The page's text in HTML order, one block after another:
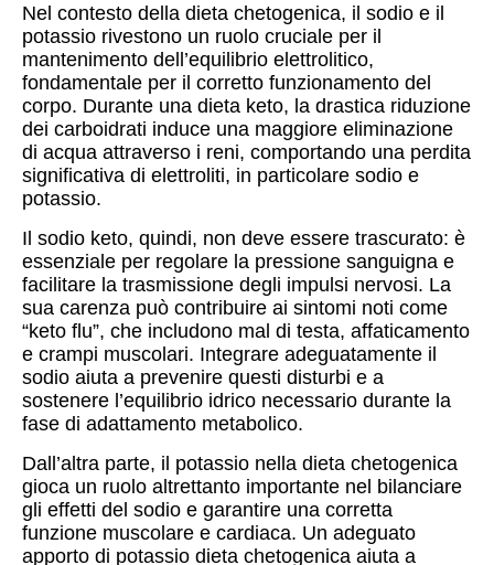
Nel contesto della dieta chetogenica, il sodio e il
potassio rivestono un ruolo cruciale per il
mantenimento dell’equilibrio elettrolitico,
fondamentale per il corretto funzionamento del
corpo. Durante una dieta keto, la drastica riduzione
dei carboidrati induce una maggiore eliminazione
di acqua attraverso i reni, comportando una perdita
significativa di elettroliti, in particolare sodio e
potassio.
Il sodio keto, quindi, non deve essere trascurato: è
essenziale per regolare la pressione sanguigna e
facilitare la trasmissione degli impulsi nervosi. La
sua carenza può contribuire ai sintomi noti come
“keto flu”, che includono mal di testa, affaticamento
e crampi muscolari. Integrare adeguatamente il
sodio aiuta a prevenire questi disturbi e a
sostenere l’equilibrio idrico necessario durante la
fase di adattamento metabolico.
Dall’altra parte, il potassio nella dieta chetogenica
gioca un ruolo altrettanto importante nel bilanciare
gli effetti del sodio e garantire una corretta
funzione muscolare e cardiaca. Un adeguato
apporto di potassio dieta chetogenica aiuta a